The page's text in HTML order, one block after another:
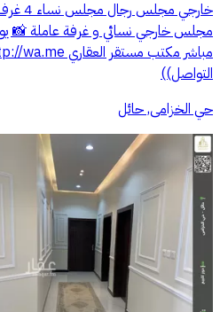
خارجي
مجلس خارجي نسائي و غرفة عاملة 📸
التواصل))
حي الخزامى, حائل